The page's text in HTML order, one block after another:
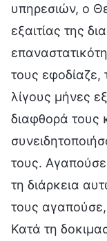
υπηρεσιών, ο
εξαιτίας της
τους εφοδίαζε,
λίγους μήνες
διαφθορά τους
τους.
τη διάρκεια
τους
Κατά τη